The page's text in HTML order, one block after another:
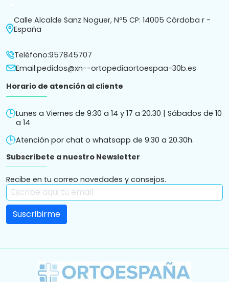
Calle Alcalde Sanz Noguer, Nº5 CP: 14005 Córdoba r -
España
Teléfono:957845707
Email:pedidos@xn--ortopediaortoespaa-30b.es
Horario de atención al cliente
Lunes a Viernes de 9:30 a 14 y 17 a 20.30 | Sábados de 10
a 14
Atención por chat o whatsapp de 9:30 a 20.30h.
Subscríbete a nuestro Newsletter
Recibe en tu correo novedades y consejos.